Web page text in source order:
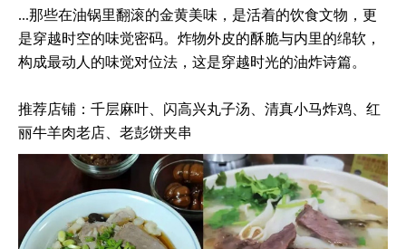
...那些在油锅里翻滚的金黄美味，是活着的饮食文物，更
是穿越时空的味觉密码。炸物外皮的酥脆与内里的绵软，
构成最动人的味觉对位法，这是穿越时光的油炸诗篇。
推荐店铺：千层麻叶、闪高兴丸子汤、清真小马炸鸡、红
丽牛羊肉老店、老彭饼夹串